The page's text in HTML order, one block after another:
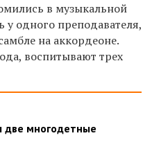
в музыкальной
у одного преподавателя,
на аккордеоне.
воспитывают трех
две многодетные